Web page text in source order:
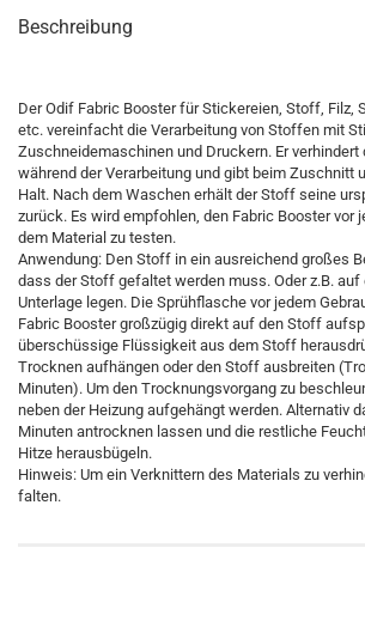
Beschreibung
Der Odif Fabric Booster für Stickereien, Stoff, Filz,
etc. vereinfacht die Verarbeitung von Stoffen mit
Zuschneidemaschinen und Druckern. Er
während der Verarbeitung und gibt beim Zuschnitt
Halt. Nach dem Waschen erhält der Stoff seine
zurück. Es wird empfohlen, den Fabric Booster vor
dem Material zu testen.
Anwendung: Den Stoff in ein ausreichend großes
dass der Stoff gefaltet werden muss. Oder z.B.
Unterlage legen. Die Sprühflasche vor jedem
Fabric Booster großzügig direkt auf den Stoff
überschüssige Flüssigkeit aus dem Stoff
Trocknen aufhängen oder den Stoff ausbreiten
Minuten). Um den Trocknungsvorgang zu
neben der Heizung aufgehängt werden. Alternativ
Minuten antrocknen lassen und die restliche
Hitze herausbügeln.
Hinweis: Um ein Verknittern des Materials zu
falten.